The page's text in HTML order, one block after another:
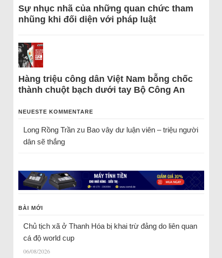
Sự nhục nhã của những quan chức tham
nhũng khi đối diện với pháp luật
Hàng triệu công dân Việt Nam bỗng chốc
thành chuột bạch dưới tay Bộ Công An
NEUESTE KOMMENTARE
Long Rồng Trầnzu Bao vây dư luận viên – triệu người
dân sẽ thắng
BÀI MỚI
Chủ tịch xã ở Thanh Hóa bị khai trừ đảng do liên quan
cá độ world cup
06/08/2026